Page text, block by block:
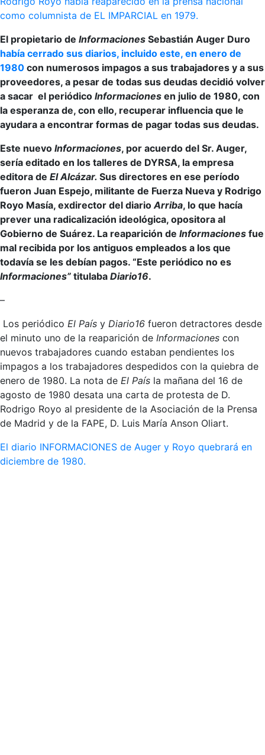
como columnista de EL IMPARCIAL en 1979.
El propietario de Informaciones Sebastián Auger Duro
había cerrado sus diarios, incluido este, en enero de
1980 con numerosos impagos a sus trabajadores y a sus
proveedores, a pesar de todas sus deudas decidió volver
a sacar el periódico Informaciones en julio de 1980, con
la esperanza de, con ello, recuperar influencia que le
ayudara a encontrar formas de pagar todas sus deudas.
Este nuevo Informaciones, por acuerdo del Sr. Auger,
sería editado en los talleres de DYRSA, la empresa
editora de El Alcázar. Sus directores en ese período
fueron Juan Espejo, militante de Fuerza Nueva y Rodrigo
Royo Masía, exdirector del diarioArriba, lo que hacía
prever una radicalización ideológica, opositora al
Gobierno de Suárez. La reaparición de Informaciones fue
mal recibida por los antiguos empleados a los que
todavía se les debían pagos. “Este periódico no es
Informaciones” titulaba Diario16.
–
Los periódico El País y Diario16 fueron detractores desde
el minuto uno de la reaparición de Informaciones con
nuevos trabajadores cuando estaban pendientes los
impagos a los trabajadores despedidos con la quiebra de
enero de 1980. La nota de El País la mañana del 16 de
agosto de 1980 desata una carta de protesta de D.
Rodrigo Royo al presidente de la Asociación de la Prensa
de Madrid y de la FAPE, D. Luis María Anson Oliart.
El diario INFORMACIONES de Auger y Royo quebrará en
diciembre de 1980.